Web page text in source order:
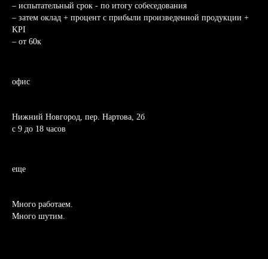
– испытательный срок - по итогу собеседования
– затем оклад + процент с прибыли произведенной продукции +
KPI
– от 60к
офис
Нижний Новгород, пер. Нартова, 2б
с 9 до 18 часов
еще
Много работаем.
Много шутим.